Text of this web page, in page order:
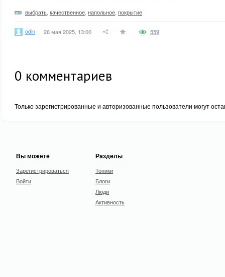
выбрать качественное напольное покрытие
odin 26 мая 2025, 13:00 559
0 комментариев
Только зарегистрированные и авторизованные пользователи могут
Вы можете
Зарегистрироваться
Войти
Разделы
Топики
Блоги
Люди
Активность